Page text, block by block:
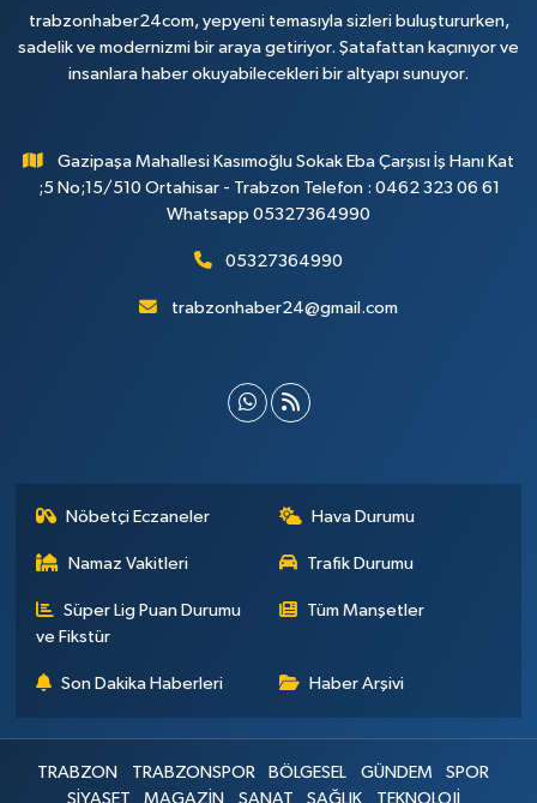
trabzonhaber24com, yepyeni temasıyla sizleri buluştururken,
sadelik ve modernizmi bir araya getiriyor. Şatafattan kaçınıyor ve
insanlara haber okuyabilecekleri bir altyapı sunuyor.
Gazipaşa Mahallesi Kasımoğlu Sokak Eba Çarşısı İş Hanı Kat
;5 No;15/510 Ortahisar - Trabzon Telefon : 0462 323 06 61
Whatsapp 05327364990
05327364990
trabzonhaber24@gmail.com
Nöbetçi Eczaneler Hava Durumu
Namaz Vakitleri Trafik Durumu
Süper Lig Puan Durumu
ve Fikstür
Tüm Manşetler
Son Dakika Haberleri Haber Arşivi
TRABZON TRABZONSPOR BÖLGESEL GÜNDEM
SPOR
SİYASET
MAGAZİN SANAT SAĞLIK TEKNOLOJİ